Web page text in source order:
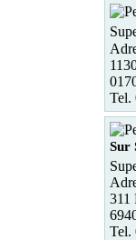
Tel.
Sur
311
Tel.